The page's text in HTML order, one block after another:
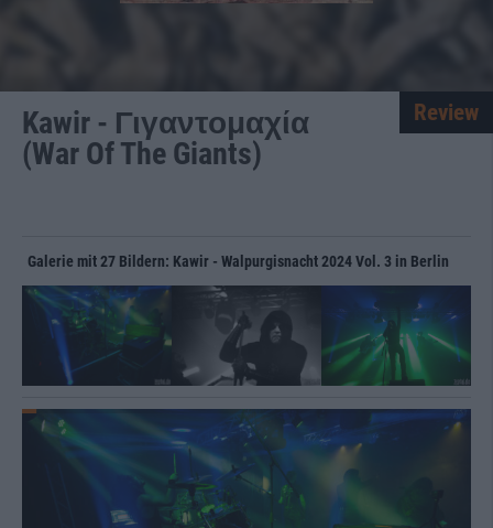
Kawir - Γιγαντομαχία
(War Of The Giants)
Review
Galerie mit 27 Bildern: Kawir - Walpurgisnacht 2024 Vol. 3 in Berlin